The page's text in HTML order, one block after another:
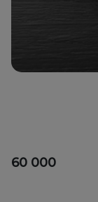
60 000